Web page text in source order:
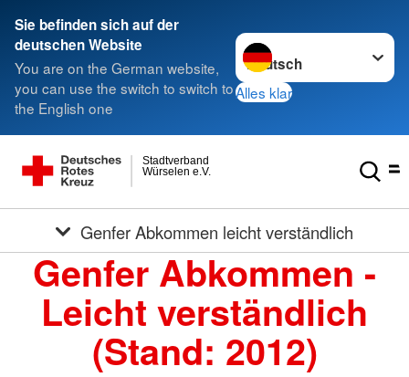
Sie befinden sich auf der
deutschen Website
You are on the German website,
you can use the switch to switch to
the English one
Sprache wechseln zu
Alles klar
Würselen e.V.
Stadtverband
Genfer Abkommen leicht verständlich
Genfer Abkommen -
Leicht verständlich
(Stand: 2012)